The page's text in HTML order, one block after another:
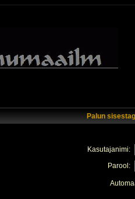
Palun
Kasutajanimi:
Parool: